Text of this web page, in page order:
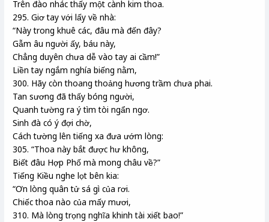
Trên đào nhác thấy một cành kim thoa.
295. Giơ tay với lấy về nhà:
“Này trong khuê các, đâu mà đến đây?
Gẫm âu người ấy, báu này,
Chẳng duyên chưa dễ vào tay ai cầm!”
Liền tay ngắm nghía biếng nằm,
300. Hãy còn thoang thoảng hương trầm chưa phai.
Tan sương đã thấy bóng người,
Quanh tường ra ý tìm tòi ngẩn ngơ.
Sinh đà có ý đợi chờ,
Cách tường lên tiếng xa đưa ướm lòng:
305. “Thoa này bắt được hư không,
Biết đâu Hợp Phố mà mong châu về?”
Tiếng Kiều nghe lọt bên kia:
“Ơn lòng quân tử sá gì của rơi.
Chiếc thoa nào của mấy mươi,
310. Mà lòng trọng nghĩa khinh tài xiết bao!”